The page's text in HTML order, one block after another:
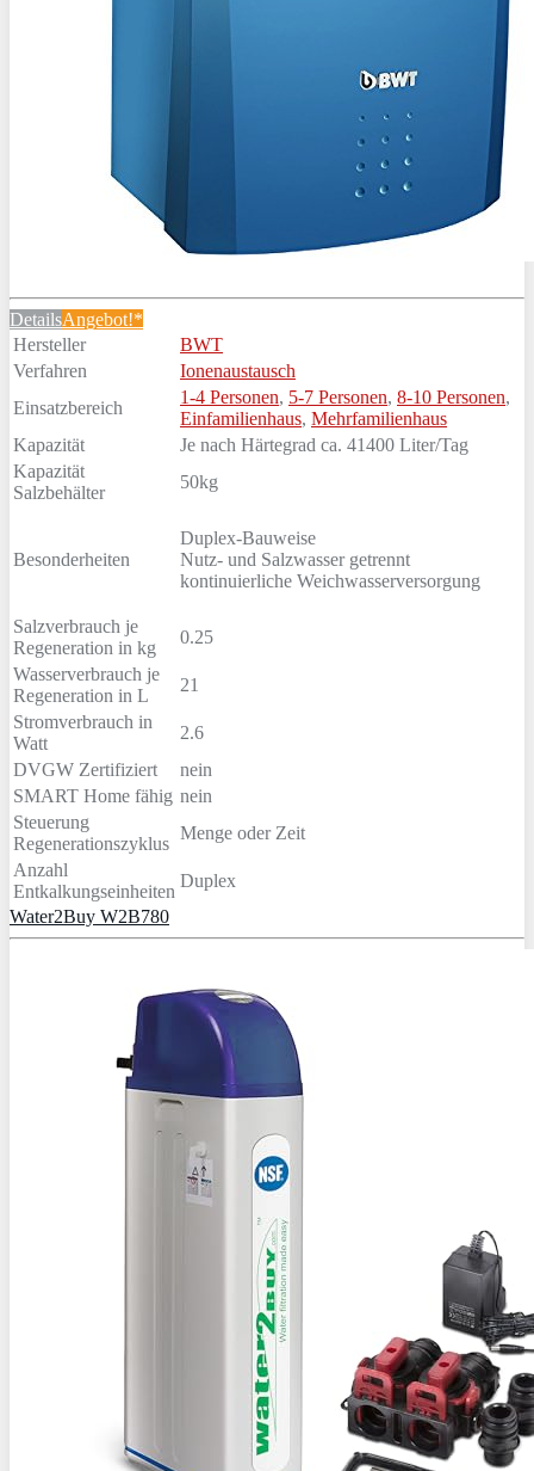
DetailsAngebot!*
Hersteller
BWT
Verfahren
Ionenaustausch
Einsatzbereich
1-4 Personen, 5-7 Personen, 8-10 Personen,
Einfamilienhaus, Mehrfamilienhaus
Kapazität
Je nach Härtegrad ca. 41400 Liter/Tag
Kapazität
Salzbehälter
50kg
Besonderheiten
Duplex-Bauweise
Nutz- und Salzwasser getrennt
kontinuierliche Weichwasserversorgung
Salzverbrauch je
Regeneration in kg
0.25
Wasserverbrauch je
Regeneration in L
21
Stromverbrauch in
Watt
2.6
DVGW Zertifiziert
nein
SMART Home fähig nein
Steuerung
Regenerationszyklus
Menge oder Zeit
Anzahl
Entkalkungseinheiten
Duplex
Water2Buy W2B780